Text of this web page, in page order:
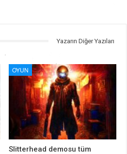
Yazarın Diğer Yazıları
OYUN
Slitterhead demosu tüm